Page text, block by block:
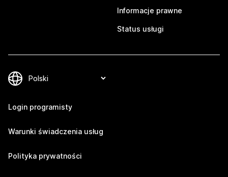
Informacje prawne
Status usługi
Login programisty
Warunki świadczenia usług
Polityka prywatności